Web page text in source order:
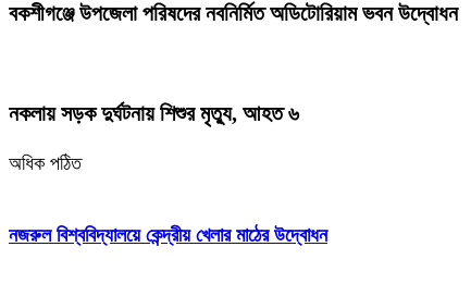
বকশীগঞ্জে উপজেলা পরিষদের নবনির্মিত অডিটোরিয়াম ভবন উদ্বোধন
নকলায় সড়ক দুর্ঘটনায় শিশুর মৃত্যু, আহত ৬
অধিক পঠিত
নজরুল বিশ্ববিদ্যালয়ে কেন্দ্রীয় খেলার মাঠের উদ্বোধন